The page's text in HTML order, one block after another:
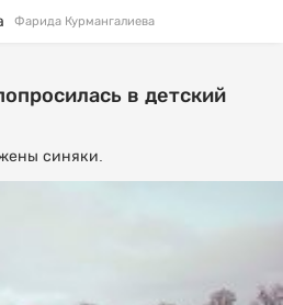
Фарида Курмангалиева
в детский
синяки.